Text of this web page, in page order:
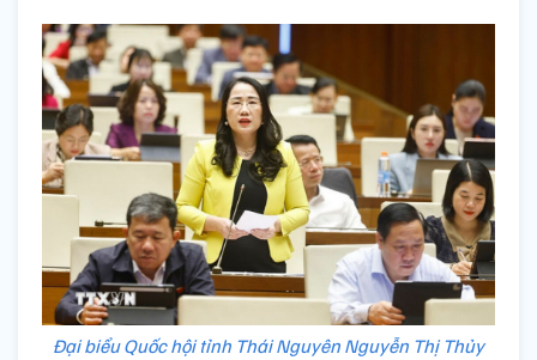
Đại biểu Quốc hội tỉnh Thái Nguyên Nguyễn Thị Thủy